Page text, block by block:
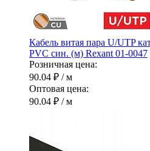
Кабель витая пара U/UTP
PVC син. (м) Rexant 01-0047
Розничная цена:
90.04 ₽ / м
Оптовая цена:
90.04 ₽ / м